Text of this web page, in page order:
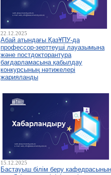
22.12.2025
Абай атындағы ҚазҰПУ-да
профессор-зерттеуші лауазымына
және постдокторантура
бағдарламасына қабылдау
конкурсының нәтижелері
жарияланды
15.12.2025
Бастауыш білім беру кафедрасының